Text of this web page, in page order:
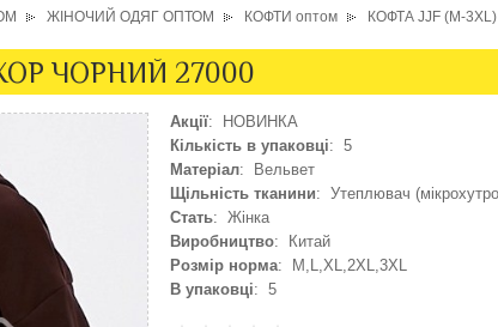
ЖІНОЧИЙ ОДЯГ ОПТОМ КОФТИ оптом КОФТА JJF (M-
ЧОРНИЙ 27000
Акції: НОВИНКА
Кількість в упаковці: 5
Матеріал: Вельвет
Щільність тканини: Утеплювач
Стать: Жінка
Виробництво: Китай
Розмір норма: M,L,XL,2XL,3XL
В упаковці: 5